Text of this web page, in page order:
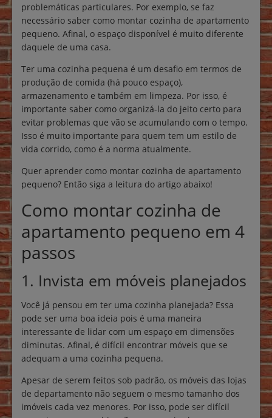
problemáticas particulares. Por exemplo, se faz
necessário saber como montar cozinha de apartamento
pequeno. Afinal, o espaço disponível é muito diferente
daquele de uma casa.
Ter uma cozinha pequena é um desafio em termos de
produção de comida (há pouco espaço),
armazenamento e também em limpeza. Por isso, é
importante saber como organizá-la do jeito certo para
evitar problemas que vão se acumulando com o tempo.
Isso é muito importante para quem tem um estilo de
vida corrido, como é a norma atualmente.
Quer aprender como montar cozinha de apartamento
pequeno? Então siga a leitura do artigo abaixo!
Como montar cozinha de
apartamento pequeno em 4
passos
1. Invista em móveis planejados
Você já pensou em ter uma cozinha planejada? Essa
pode ser uma boa ideia pois é uma maneira
interessante de lidar com um espaço em dimensões
diminutas. Afinal, é difícil encontrar móveis que se
adequam a uma cozinha pequena.
Apesar de serem feitos sob padrão, os móveis das lojas
de departamento não seguem o mesmo tamanho dos
imóveis cada vez menores. Por isso, pode ser difícil